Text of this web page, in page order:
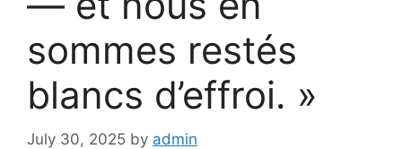
sommes restés
blancs d’effroi. »
July 30, 2025 by admin